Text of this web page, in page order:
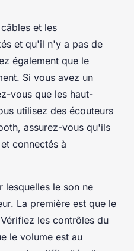
et les
et qu'il n'y a pas de
également que le
Si vous avez un
vous que les haut-
utilisez des écouteurs
assurez-vous qu'ils
connectés à
lesquelles le son ne
La première est que le
les contrôles du
le volume est au